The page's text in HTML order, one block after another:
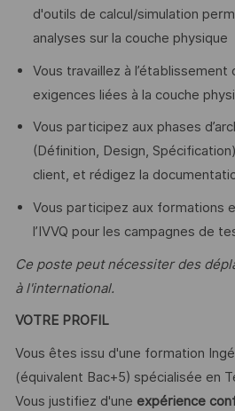
d'outils de calcul/simulation
analyses sur la couche physique
Vous travaillez à
exigences liées à la couche
Vous participez aux phases
(Définition, Design,
client, et rédigez la
Vous participez aux formations
l’IVVQ pour les campagnes de
Ce poste peut nécessiter des
à l'international.
VOTRE PROFIL
Vous êtes issu d'une formation
(équivalent Bac+5) spécialisée en
Vous justifiez d'une expérience